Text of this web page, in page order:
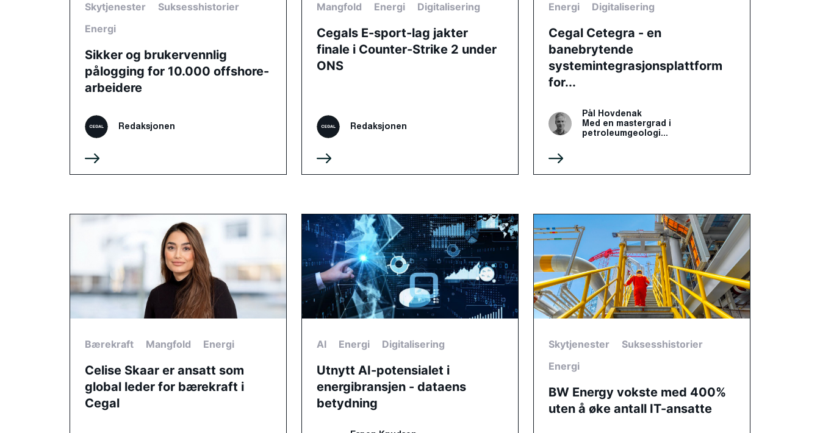
Skytjenester
Suksesshistorier
Energi
Sikker og brukervennlig
pålogging for 10.000 offshore-
arbeidere
Redaksjonen
Mangfold Energi Digitalisering
Cegals E-sport-lag jakter
finale i Counter-Strike 2 under
ONS
Redaksjonen
Energi Digitalisering
Cegal Cetegra - en
banebrytende
systemintegrasjonsplattform
for...
Pål Hovdenak
Med en mastergrad i
petroleumgeologi...
Bærekraft Mangfold Energi
Celise Skaar er ansatt som
global leder for bærekraft i
Cegal
AI Energi Digitalisering
Utnytt AI-potensialet i
energibransjen - dataens
betydning
Skytjenester
Suksesshistorier
Energi
BW Energy vokste med 400%
uten å øke antall IT-ansatte